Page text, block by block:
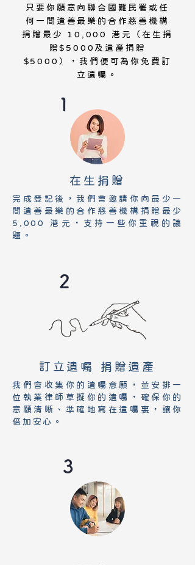
只要你願意向聯合國難民署或任
何一間遺善最樂的合作慈善機構
捐贈最少 10,000 港元（在生捐
贈$5000及遺產捐贈
$5000），我們便可為你免費訂
立遺囑​​。
在生捐贈
完成登記後，我們會邀請你向最少一
間遺善最樂的合作慈善機構捐贈最少
5,000 港元，支持一些你重視的議
題。
訂立遺囑 捐贈遺產
我們會收集你的遺囑意願，並安排一
位執業律師草擬你的遺囑，確保你的
意願清晰、準確地寫在遺囑裏，讓你
倍加安心。
1
2
3